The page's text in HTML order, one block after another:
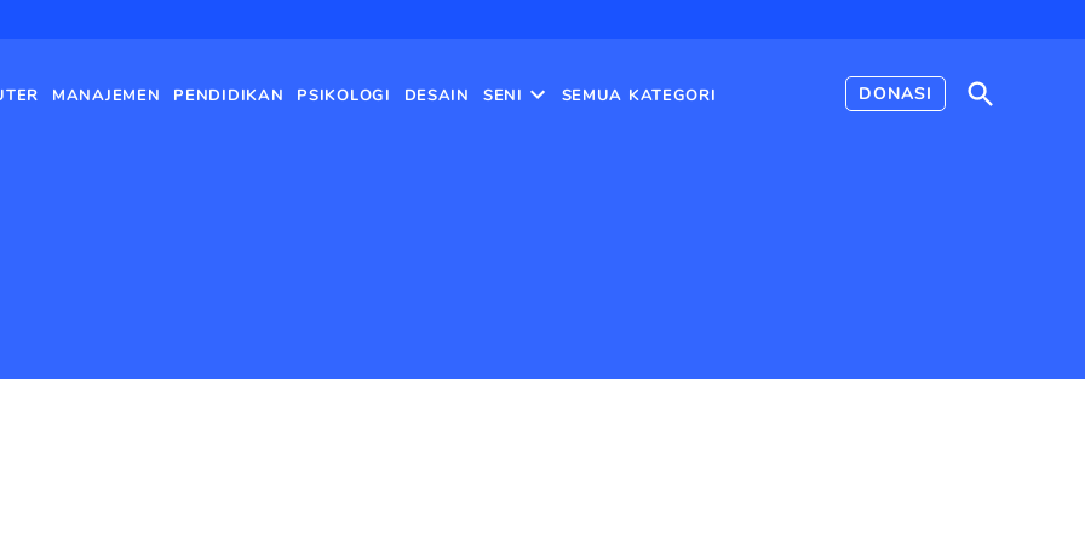
MANAJEMEN PENDIDIKAN PSIKOLOGI DESAIN SENI SEMUA KATEGORI DONASI
Open
Search